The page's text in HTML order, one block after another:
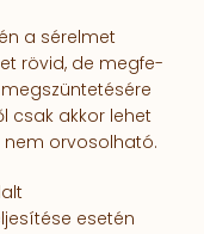
a sérelmet
rövid, de megfe­
csak ak­kor lehet
nem orvosolható.
esetén